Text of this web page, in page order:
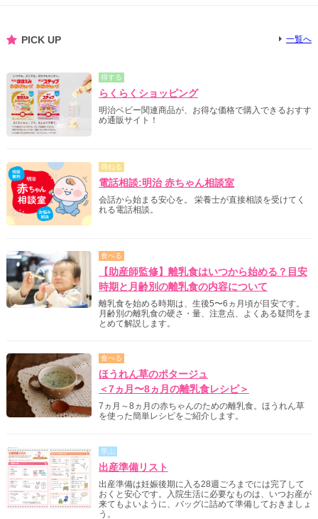
PICK UP 一覧へ
得する
らくらくショッピング
明治ベビー関連商品が、お得な価格で購入できるおすす
め通販サイト！
尋ねる
電話相談:明治 赤ちゃん相談室
会話から始まる安心を。 栄養士が直接相談を受けてく
れる電話相談。
食べる
【助産師監修】離乳食はいつから始める？目安
時期と月齢別の離乳食の内容について
離乳食を始める時期は、生後5〜6ヵ月頃が目安です。
月齢別の離乳食の硬さ・量、注意点、よくある疑問をま
とめて解説します。
食べる
ほうれん草のポタージュ
＜7ヵ月〜8ヵ月の離乳食レシピ＞
7ヵ月～8ヵ月の赤ちゃんのための離乳食。ほうれん草
を使った簡単レシピをご紹介します。
学ぶ
出産準備リスト
出産準備は妊娠後期に入る28週ごろまでには完了して
おくと安心です。入院生活に必要なものは、いつお産が
来てもよいように、バッグに詰めて準備しておきましょ
う。